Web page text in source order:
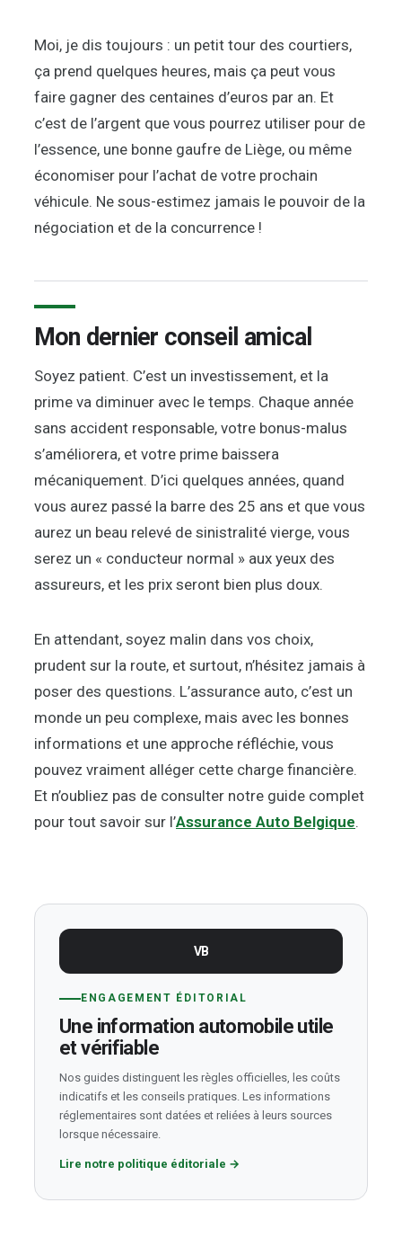
Moi, je dis toujours : un petit tour des courtiers,
ça prend quelques heures, mais ça peut vous
faire gagner des centaines d’euros par an. Et
c’est de l’argent que vous pourrez utiliser pour de
l’essence, une bonne gaufre de Liège, ou même
économiser pour l’achat de votre prochain
véhicule. Ne sous-estimez jamais le pouvoir de la
négociation et de la concurrence !
Mon dernier conseil amical
Soyez patient. C’est un investissement, et la
prime va diminuer avec le temps. Chaque année
sans accident responsable, votre bonus-malus
s’améliorera, et votre prime baissera
mécaniquement. D’ici quelques années, quand
vous aurez passé la barre des 25 ans et que vous
aurez un beau relevé de sinistralité vierge, vous
serez un « conducteur normal » aux yeux des
assureurs, et les prix seront bien plus doux.
En attendant, soyez malin dans vos choix,
prudent sur la route, et surtout, n’hésitez jamais à
poser des questions. L’assurance auto, c’est un
monde un peu complexe, mais avec les bonnes
informations et une approche réfléchie, vous
pouvez vraiment alléger cette charge financière.
Et n’oubliez pas de consulter notre guide complet
pour tout savoir sur l’Assurance Auto Belgique.
VB
ENGAGEMENT ÉDITORIAL
Une information automobile utile
et vérifiable
Nos guides distinguent les règles officielles, les coûts
indicatifs et les conseils pratiques. Les informations
réglementaires sont datées et reliées à leurs sources
lorsque nécessaire.
Lire notre politique éditoriale →